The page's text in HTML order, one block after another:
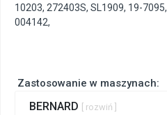
Zastosowanie w maszynach:
BERNARD [ rozwiń ]
10203, 272403S, SL1909, 19-7095,
004142,